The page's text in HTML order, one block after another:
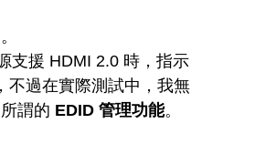
支援 HDMI 2.0 時，指示
，不過在實際測試中，我無
謂的 EDID 管理功能。